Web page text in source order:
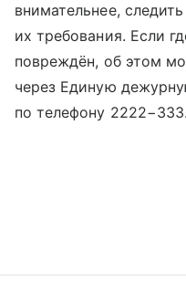
внимательнее,
их требования. Если
повреждён, об этом
через Единую
по телефону 2222−333.